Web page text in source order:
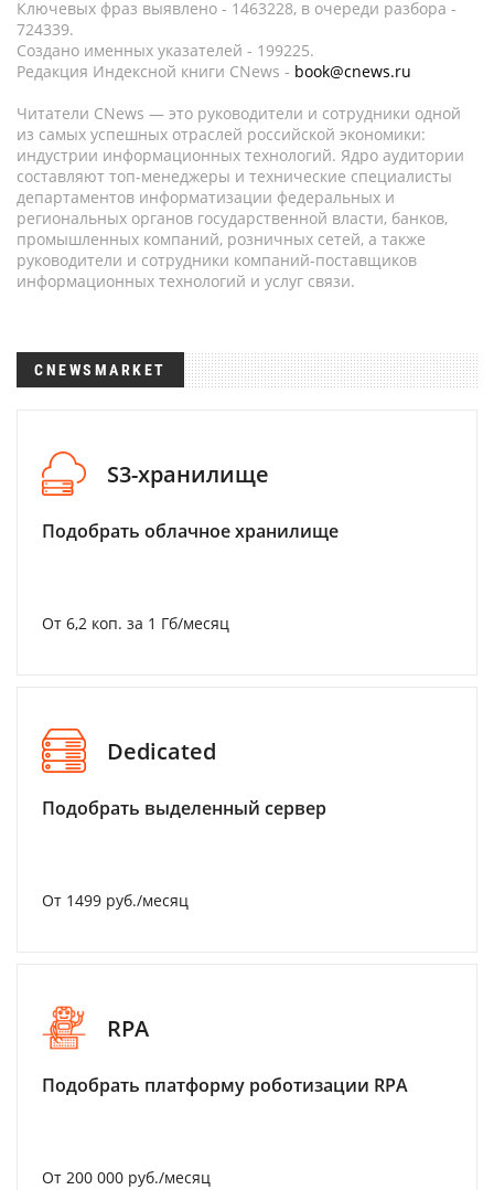
Ключевых фраз выявлено - 1463228, в очереди разбора -
724339.
Создано именных указателей - 199225.
Редакция Индексной книги CNews - book@cnews.ru
Читатели CNews — это руководители и сотрудники одной
из самых успешных отраслей российской экономики:
индустрии информационных технологий. Ядро аудитории
составляют топ-менеджеры и технические специалисты
департаментов информатизации федеральных и
региональных органов государственной власти, банков,
промышленных компаний, розничных сетей, а также
руководители и сотрудники компаний-поставщиков
информационных технологий и услуг связи.
CNEWSMARKET
S3-хранилище
Подобрать облачное хранилище
От 6,2 коп. за 1 Гб/месяц
Dedicated
Подобрать выделенный сервер
От 1499 руб./месяц
RPA
Подобрать платформу роботизации RPA
От 200 000 руб./месяц